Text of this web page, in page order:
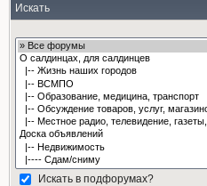
Искать
Искать в подфорумах?